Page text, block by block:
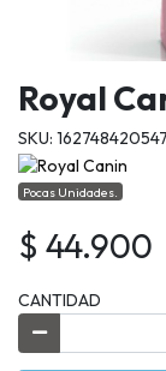
Royal
SKU:
Pocas Unidades.
$ 44.900
CANTIDAD